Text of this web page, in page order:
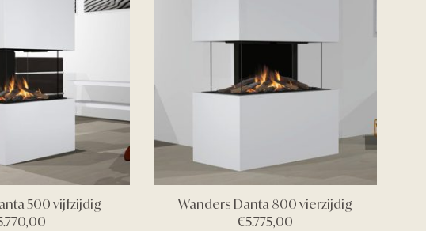
500 vijfzijdig
Wanders Danta 800 vierzijdig
€5.775,00